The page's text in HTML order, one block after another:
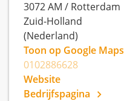
3072 AM / Rotterdam
Zuid-Holland
(Nederland)
Toon op Google Maps
0102886628
Website
Bedrijfspagina